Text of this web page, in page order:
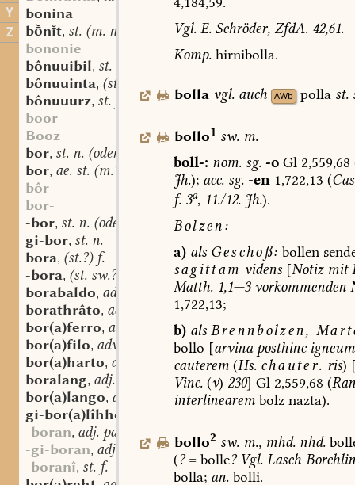
Y
Z
bonina
bnt, st. (m. n?)
bononie
bônuuibil, st. m.
bônuuinta, (st. sw.) f.
bônuuurz, st. f.
boor
Booz
bor, st. n. (oder m.?)
bor, ae. st. (m.?)
bôr
bor-
-bor, st. n. (oder m.?)
gi-bor, st. n.
bora, (st.?) f.
-bora, (st. sw.?) f.
borabaldo, adv.
borathrâto, adv.
bor(a)ferro, adv.
bor(a)filo, adv.
bor(a)harto, adv.
boralang, adj.
bor(a)lango, adv.
gi-bor(a)lîhho
-boran, adj. part. prt.
-gi-boran, adj. part. prt.
-boranî, st. f.
Vgl.E.Schröder,ZfdA.42,61.
Komp.hirnibolla.
bolla vgl. auch AWb polla st.
bollo1 sw. m.
boll-: nom.sg. -oGl2,559,68
Jh.); acc.sg. -en1,722,13 (
f. 3a, 11./12.Jh.).
Bolzen:
a) als Geschoß: bollen
sagittam videns [Notizmit
Matth.1,1—3 vorkommenden
1,722,13;
b) als Brennbolzen,
bollo [arvinaposthincigneum
cauterem(Hs. chauter. ris)
Vinc.(v) 230] Gl 2,559,68 (
interlinearembolznazta).
bollo2 sw. m., mhd. nhd.
(?= bolle?Vgl.Lasch-
bolla; an. bolli.